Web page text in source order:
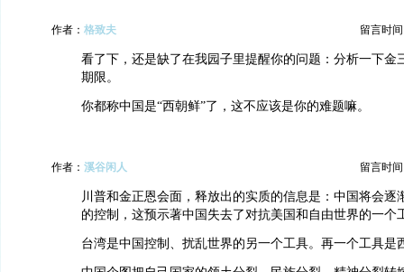
作者： 格致夫 留言时间
看了下，还是缺了在我园子里提醒你的问题：分析一下金
期限。
你都称中国是“西朝鲜”了，这不应该是你的难题嘛。
作者： 溪谷闲人 留言时间
川普和金正恩会面，释放出的实质的信息是：中国将会逐
的控制，这预示著中国失去了对抗美国和自由世界的一个
台湾是中国控制、扰乱世界的另一个工具。再一个工具是